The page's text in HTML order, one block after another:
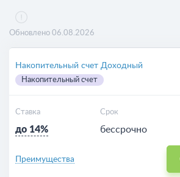
Обновлено 06.08.2026
Накопительный счет Доходный
Накопительный счет
Ставка
до 14%
Срок
бессрочно
Преимущества